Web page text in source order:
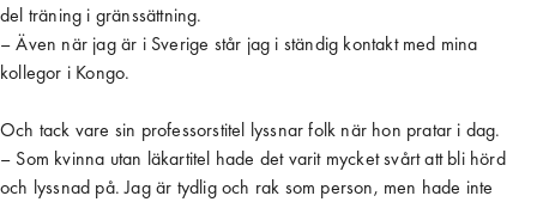
del träning i gränssättning.
– Även när jag är i Sverige står jag i ständig kontakt med mina
kollegor i Kongo.
Och tack vare sin professorstitel lyssnar folk när hon pratar i dag.
– Som kvinna utan läkartitel hade det varit mycket svårt att bli hörd
och lyssnad på. Jag är tydlig och rak som person, men hade inte